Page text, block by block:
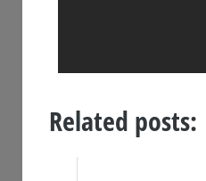
Related posts: